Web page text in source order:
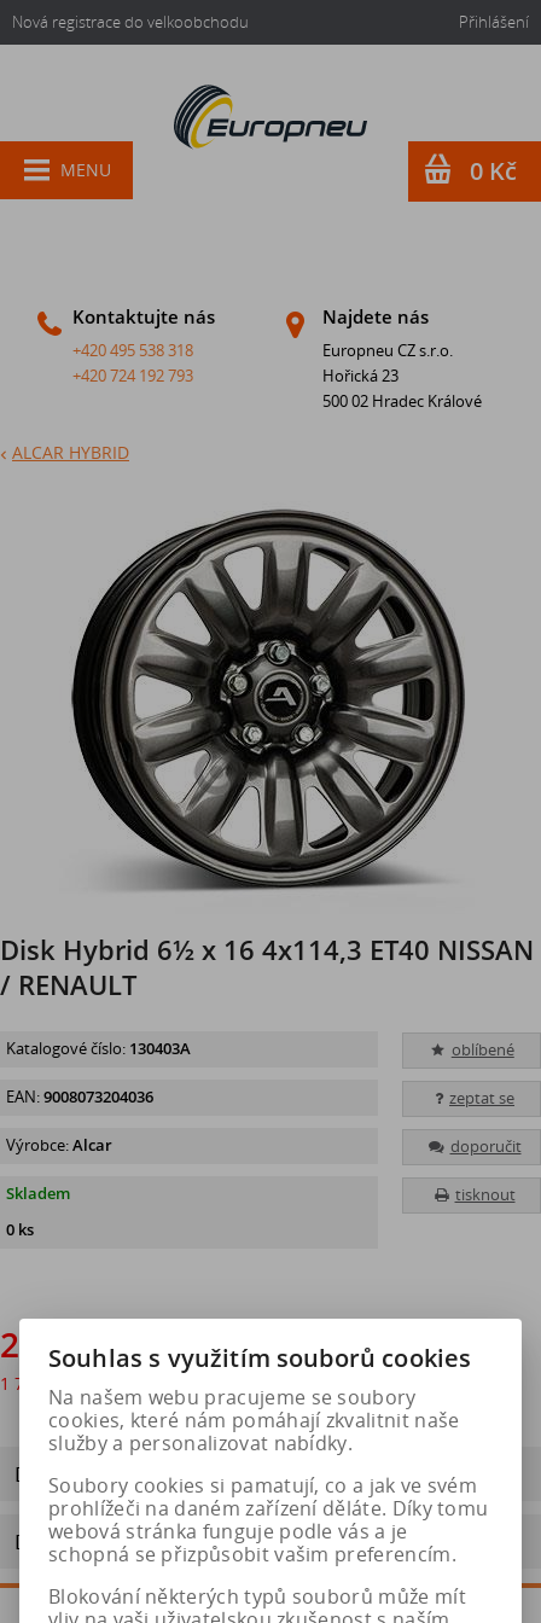
Nová registrace do velkoobchodu Přihlášení
Kontaktujte nás
+420 495 538 318
+420 724 192 793
Najdete nás
Europneu CZ s.r.o.
Hořická 23
500 02 Hradec Králové
MENU 0 Kč
ALCAR HYBRID
Disk Hybrid 6½ x 16 4x114,3 ET40 NISSAN
/ RENAULT
oblíbené
zeptat se
doporučit
tisknout
Katalogové číslo: 130403A
EAN:9008073204036
Výrobce:Alcar
Skladem
0 ks
2 070 Kč
1 711 Kč bez DPH
Dotaz na výrobek
Doporučit výrobek
Souhlas s využitím souborů cookies
Na našem webu pracujeme se soubory
cookies, které nám pomáhají zkvalitnit naše
služby a personalizovat nabídky.
Soubory cookies si pamatují, co a jak ve svém
prohlížeči na daném zařízení děláte. Díky tomu
webová stránka funguje podle vás a je
schopná se přizpůsobit vašim preferencím.
Blokování některých typů souborů může mít